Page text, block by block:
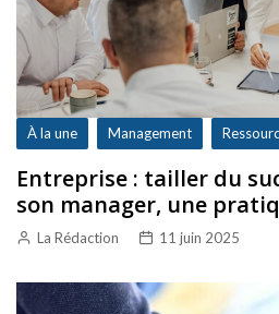
À la une Management
Entreprise : tailler du
son manager, une
La Rédaction 11 juin 2025